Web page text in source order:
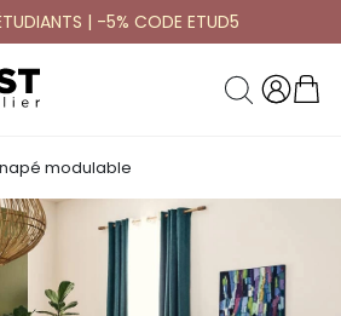
| -5% CODE ETUD5
modulable